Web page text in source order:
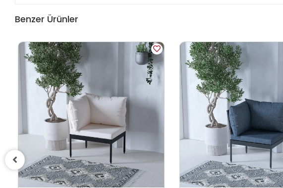
Benzer Ürünler